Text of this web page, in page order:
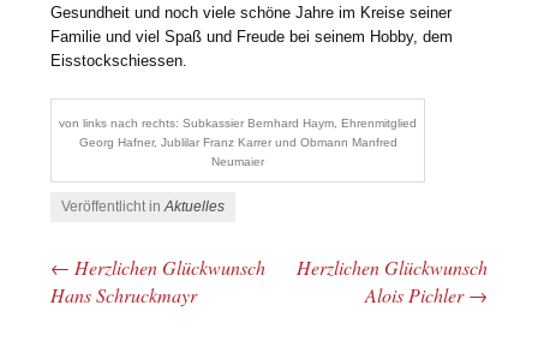
Gesundheit und noch viele schöne Jahre im Kreise seiner
Familie und viel Spaß und Freude bei seinem Hobby, dem
Eisstockschiessen.
von links nach rechts: Subkassier Bernhard Haym, Ehrenmitglied
Georg Hafner, Jublilar Franz Karrer und Obmann Manfred
Neumaier
Veröffentlicht inAktuelles
Beitrags-Navigation
← Herzlichen Glückwunsch
Hans Schruckmayr
Herzlichen Glückwunsch
Alois Pichler→